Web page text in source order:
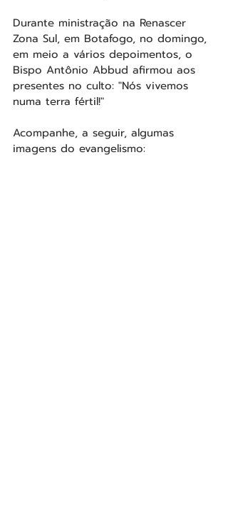
Durante ministração na Renascer
Zona Sul, em Botafogo, no domingo,
em meio a vários depoimentos, o
Bispo Antônio Abbud afirmou aos
presentes no culto: "Nós vivemos
numa terra fértil!"
Acompanhe, a seguir, algumas
imagens do evangelismo: